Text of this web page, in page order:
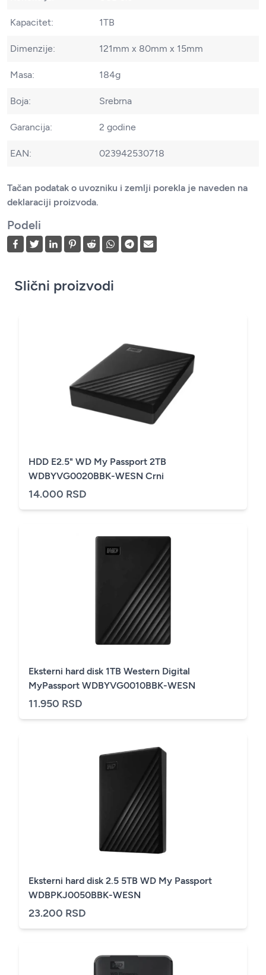
Kapacitet: 1TB
Dimenzije: 121mm x 80mm x 15mm
Masa: 184g
Boja: Srebrna
Garancija: 2 godine
EAN: 023942530718
Tačan podatak o uvozniku i zemlji porekla je naveden na
deklaraciji proizvoda.
Podeli
Slični proizvodi
HDD E2.5" WD My Passport 2TB
WDBYVG0020BBK-WESN Crni
14.000 RSD
Eksterni hard disk 1TB Western Digital
MyPassport WDBYVG0010BBK-WESN
11.950 RSD
Eksterni hard disk 2.5 5TB WD My Passport
WDBPKJ0050BBK-WESN
23.200 RSD